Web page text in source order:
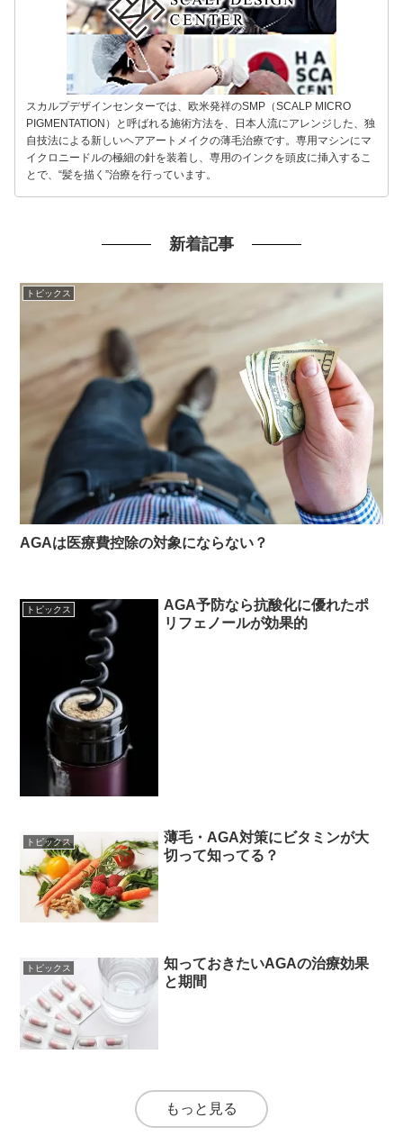
スカルプデザインセンターでは、欧米発祥のSMP（SCALP MICRO
PIGMENTATION）と呼ばれる施術方法を、日本人流にアレンジした、独
自技法による新しいヘアアートメイクの薄毛治療です。専用マシンにマ
イクロニードルの極細の針を装着し、専用のインクを頭皮に挿入するこ
とで、“髪を描く”治療を行っています。
新着記事
トピックス
AGAは医療費控除の対象にならない？
トピックス
AGA予防なら抗酸化に優れたポ
リフェノールが効果的
トピックス
薄毛・AGA対策にビタミンが大
切って知ってる？
トピックス
知っておきたいAGAの治療効果
と期間
もっと見る